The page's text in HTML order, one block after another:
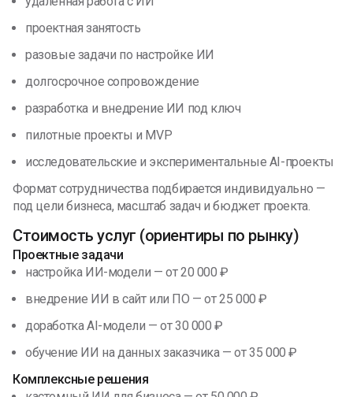
проектная занятость
разовые задачи по настройке ИИ
долгосрочное сопровождение
разработка и внедрение ИИ под ключ
пилотные проекты и MVP
исследовательские и экспериментальные AI-проекты
Формат сотрудничества подбирается индивидуально —
под цели бизнеса, масштаб задач и бюджет проекта.
Стоимость услуг (ориентиры по рынку)
Проектные задачи
настройка ИИ-модели — от 20 000 ₽
внедрение ИИ в сайт или ПО — от 25 000 ₽
доработка AI-модели — от 30 000 ₽
обучение ИИ на данных заказчика — от 35 000 ₽
Комплексные решения